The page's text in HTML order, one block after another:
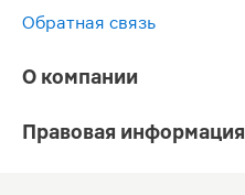
Обратная связь
О компании
Правовая информация